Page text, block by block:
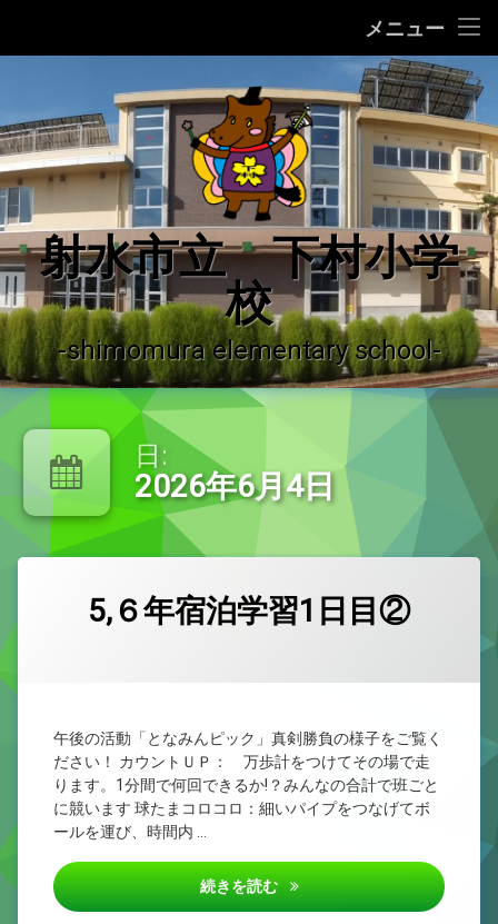
メニュー
学校の沿革
学校運営の概況
♪ 校歌 ♪
運用ガイドライン
登校許可証明書
やっちーの紹介
下村小学校だより
新型コロナウイルス感染症治癒報告書
小学校教育課程研究集会（県西部） 外国語活動・外国
ン
ツ
へ
ス
キ
ッ
プ
射水市立 下村小学
校
-shimomura elementary school-
日:
2026年6月4日
5,６年宿泊学習1日目②
午後の活動「となみんピック」真剣勝負の様子をご覧く
ださい！ カウントＵＰ： 万歩計をつけてその場で走
ります。1分間で何回できるか!？みんなの合計で班ごと
に競います 球たまコロコロ：細いパイプをつなげてボ
ールを運び、時間内 …
続きを読む 5,６年宿泊学習1日目②